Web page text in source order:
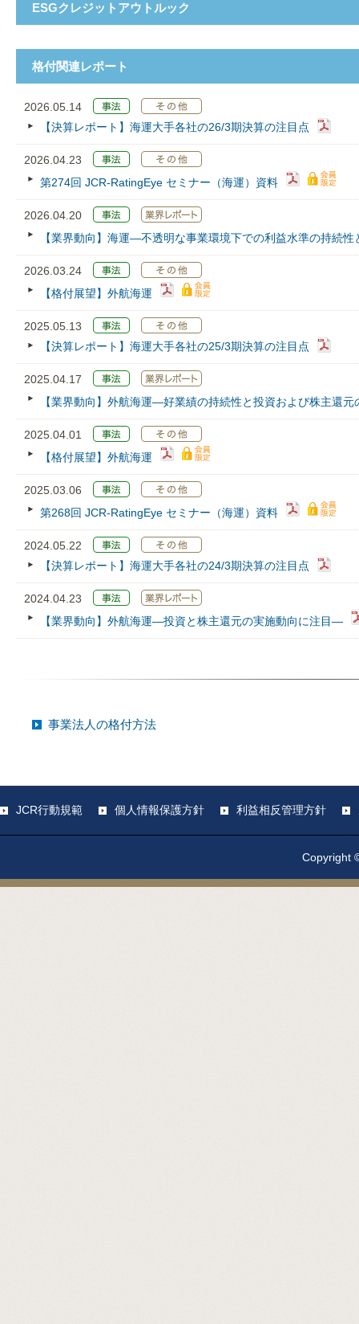
ESGクレジットアウトルック
格付関連レポート
2026.05.14
【決算レポート】海運大手各社の26/3期決算の注目点
2026.04.23
第274回 JCR‐RatingEye セミナー（海運）資料
2026.04.20
【業界動向】海運―不透明な事業環境下での利益水準の持続
2026.03.24
【格付展望】外航海運
2025.05.13
【決算レポート】海運大手各社の25/3期決算の注目点
2025.04.17
【業界動向】外航海運―好業績の持続性と投資および株主還
2025.04.01
【格付展望】外航海運
2025.03.06
第268回 JCR‐RatingEye セミナー（海運）資料
2024.05.22
【決算レポート】海運大手各社の24/3期決算の注目点
2024.04.23
【業界動向】外航海運―投資と株主還元の実施動向に注目―
事業法人の格付方法
JCR行動規範 個人情報保護方針 利益相反管理方針
Copyright